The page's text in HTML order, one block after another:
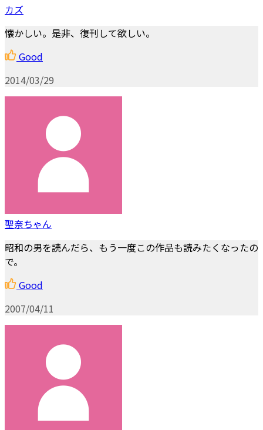
カズ
懐かしい。是非、復刊して欲しい。
Good
2014/03/29
聖奈ちゃん
昭和の男を読んだら、もう一度この作品も読みたくなったの
で。
Good
2007/04/11